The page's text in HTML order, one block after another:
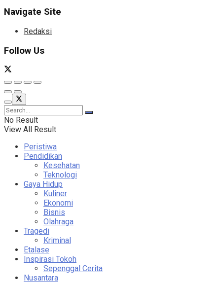
Navigate Site
Redaksi
Follow Us
No Result
View All Result
Peristiwa
Pendidikan
Kesehatan
Teknologi
Gaya Hidup
Kuliner
Ekonomi
Bisnis
Olahraga
Tragedi
Kriminal
Etalase
Inspirasi Tokoh
Sepenggal Cerita
Nusantara